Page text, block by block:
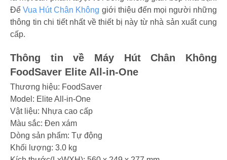
ĐểVua Hút Chân Không giới thiệu đến mọi người những
thông tin chi tiết nhất về thiết bị này từ nhà sản xuất cung
cấp.
Thông tin về Máy Hút Chân Không
FoodSaver Elite All-in-One
Thương hiệu: FoodSaver
Model: Elite All-in-One
Vật liệu: Nhựa cao cấp
Màu sắc: Đen xám
Dòng sản phẩm: Tự động
Khối lượng: 3.0 kg